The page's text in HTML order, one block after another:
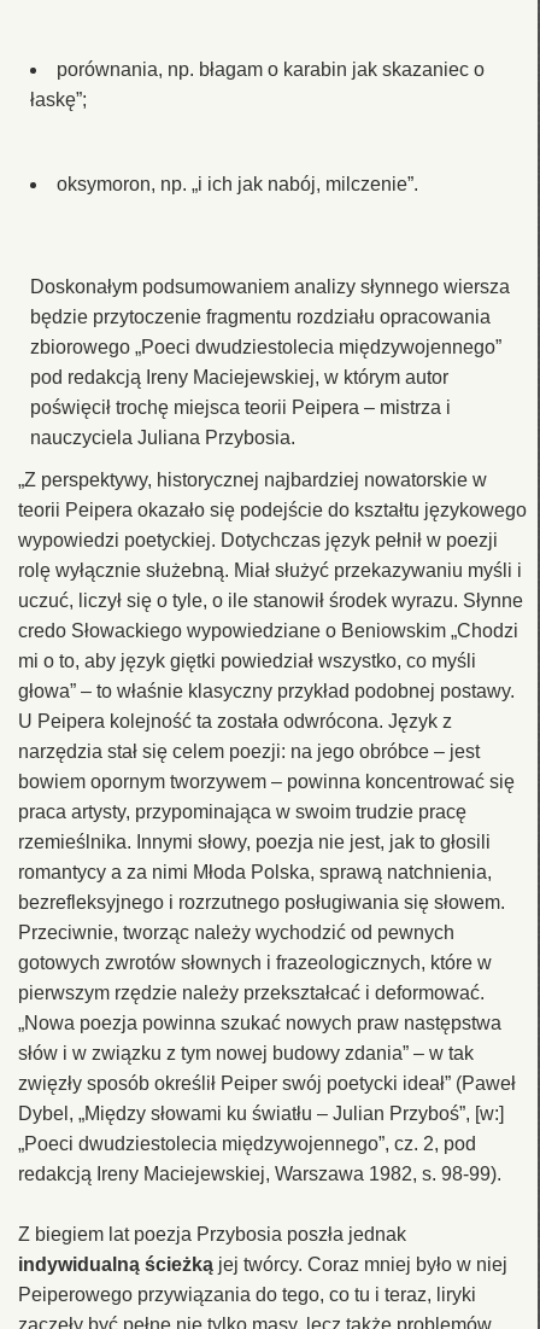
porównania, np. błagam o karabin jak skazaniec o
łaskę”;
oksymoron, np. „i ich jak nabój, milczenie”.
Doskonałym podsumowaniem analizy słynnego wiersza
będzie przytoczenie fragmentu rozdziału opracowania
zbiorowego „Poeci dwudziestolecia międzywojennego”
pod redakcją Ireny Maciejewskiej, w którym autor
poświęcił trochę miejsca teorii Peipera – mistrza i
nauczyciela Juliana Przybosia.
„Z perspektywy, historycznej najbardziej nowatorskie w
teorii Peipera okazało się podejście do kształtu językowego
wypowiedzi poetyckiej. Dotychczas język pełnił w poezji
rolę wyłącznie służebną. Miał służyć przekazywaniu myśli i
uczuć, liczył się o tyle, o ile stanowił środek wyrazu. Słynne
credo Słowackiego wypowiedziane o Beniowskim „Chodzi
mi o to, aby język giętki powiedział wszystko, co myśli
głowa” – to właśnie klasyczny przykład podobnej postawy.
U Peipera kolejność ta została odwrócona. Język z
narzędzia stał się celem poezji: na jego obróbce – jest
bowiem opornym tworzywem – powinna koncentrować się
praca artysty, przypominająca w swoim trudzie pracę
rzemieślnika. Innymi słowy, poezja nie jest, jak to głosili
romantycy a za nimi Młoda Polska, sprawą natchnienia,
bezrefleksyjnego i rozrzutnego posługiwania się słowem.
Przeciwnie, tworząc należy wychodzić od pewnych
gotowych zwrotów słownych i frazeologicznych, które w
pierwszym rzędzie należy przekształcać i deformować.
„Nowa poezja powinna szukać nowych praw następstwa
słów i w związku z tym nowej budowy zdania” – w tak
zwięzły sposób określił Peiper swój poetycki ideał” (Paweł
Dybel, „Między słowami ku światłu – Julian Przyboś”, [w:]
„Poeci dwudziestolecia międzywojennego”, cz. 2, pod
redakcją Ireny Maciejewskiej, Warszawa 1982, s. 98-99).
Z biegiem lat poezja Przybosia poszła jednak
indywidualną ścieżką jej twórcy. Coraz mniej było w niej
Peiperowego przywiązania do tego, co tu i teraz, liryki
zaczęły być pełne nie tylko masy, lecz także problemów